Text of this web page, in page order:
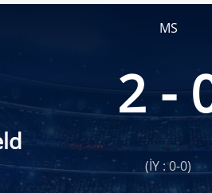
MS
2 -
(İY : 0-0)